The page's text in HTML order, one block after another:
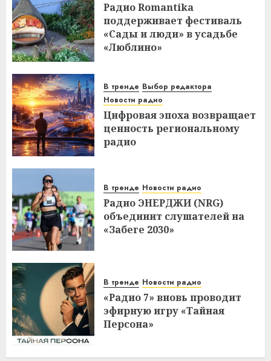
Радио Romantika
поддерживает фестиваль
«Сады и люди» в усадьбе
«Люблино»
В тренде Выбор редактора
Новости радио
Цифровая эпоха возвращает
ценность региональному
радио
В тренде Новости радио
Радио ЭНЕРДЖИ (NRG)
объединит слушателей на
«Забеге 2030»
В тренде Новости радио
«Радио 7» вновь проводит
эфирную игру «Тайная
Персона»